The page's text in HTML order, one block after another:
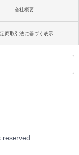
会社概要
商取引法に基づく表示